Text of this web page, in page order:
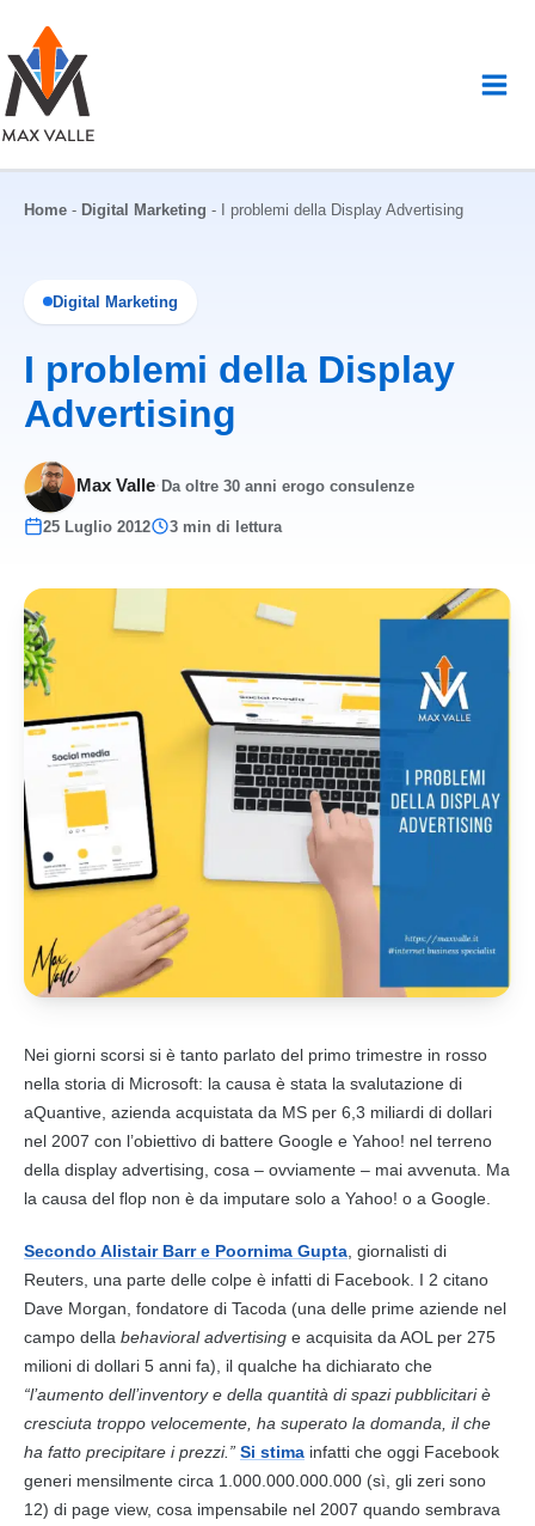
contenuto
Home - Digital Marketing - I problemi della Display Advertising
Digital Marketing
I problemi della Display
Advertising
Max Valle· Da oltre 30 anni erogo consulenze
25 Luglio 2012 3 min di lettura
Nei giorni scorsi si è tanto parlato del primo trimestre in rosso
nella storia di Microsoft: la causa è stata la svalutazione di
aQuantive, azienda acquistata da MS per 6,3 miliardi di dollari
nel 2007 con l’obiettivo di battere Google e Yahoo! nel terreno
della display advertising, cosa – ovviamente – mai avvenuta. Ma
la causa del flop non è da imputare solo a Yahoo! o a Google.
Secondo Alistair Barr e Poornima Gupta , giornalisti di
Reuters, una parte delle colpe è infatti di Facebook. I 2 citano
Dave Morgan, fondatore di Tacoda (una delle prime aziende nel
campo della behavioral advertising e acquisita da AOL per 275
milioni di dollari 5 anni fa), il qualche ha dichiarato che
“l’aumento dell’inventory e della quantità di spazi pubblicitari è
cresciuta troppo velocemente, ha superato la domanda, il che
ha fatto precipitare i prezzi.” Si stima infatti che oggi Facebook
generi mensilmente circa 1.000.000.000.000 (sì, gli zeri sono
12) di page view, cosa impensabile nel 2007 quando sembrava